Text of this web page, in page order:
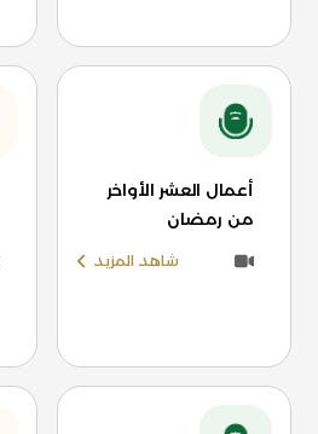
أعمال العشر الأواخر
من رمضان
شاهد المزيد